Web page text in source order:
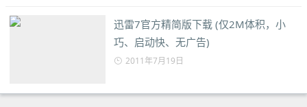
迅雷7官方精简版下载 (仅2M体积，小
巧、启动快、无广告)
2011年7月19日